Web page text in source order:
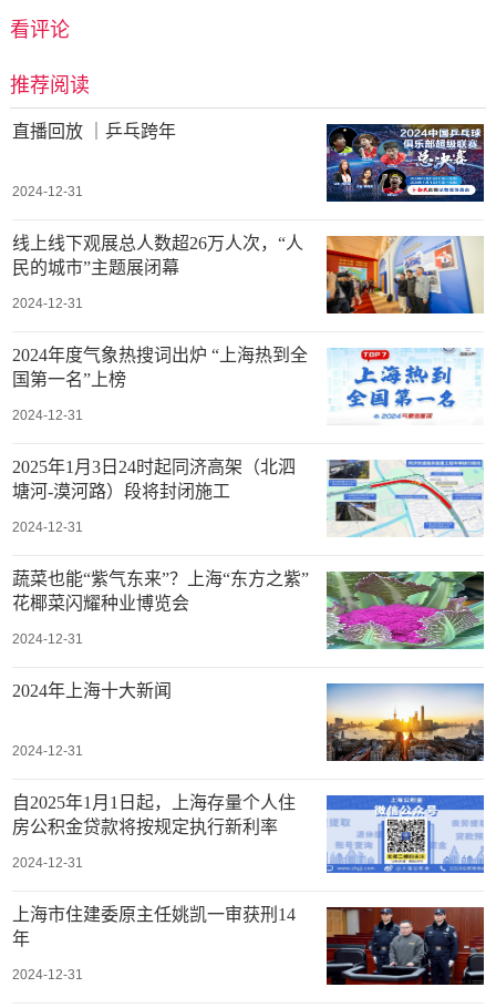
看评论
推荐阅读
直播回放 ｜乒乓跨年
2024-12-31
线上线下观展总人数超26万人次，“人
民的城市”主题展闭幕
2024-12-31
2024年度气象热搜词出炉 “上海热到全
国第一名”上榜
2024-12-31
2025年1月3日24时起同济高架（北泗
塘河-漠河路）段将封闭施工
2024-12-31
蔬菜也能“紫气东来”？上海“东方之紫”
花椰菜闪耀种业博览会
2024-12-31
2024年上海十大新闻
2024-12-31
自2025年1月1日起，上海存量个人住
房公积金贷款将按规定执行新利率
2024-12-31
上海市住建委原主任姚凯一审获刑14
年
2024-12-31